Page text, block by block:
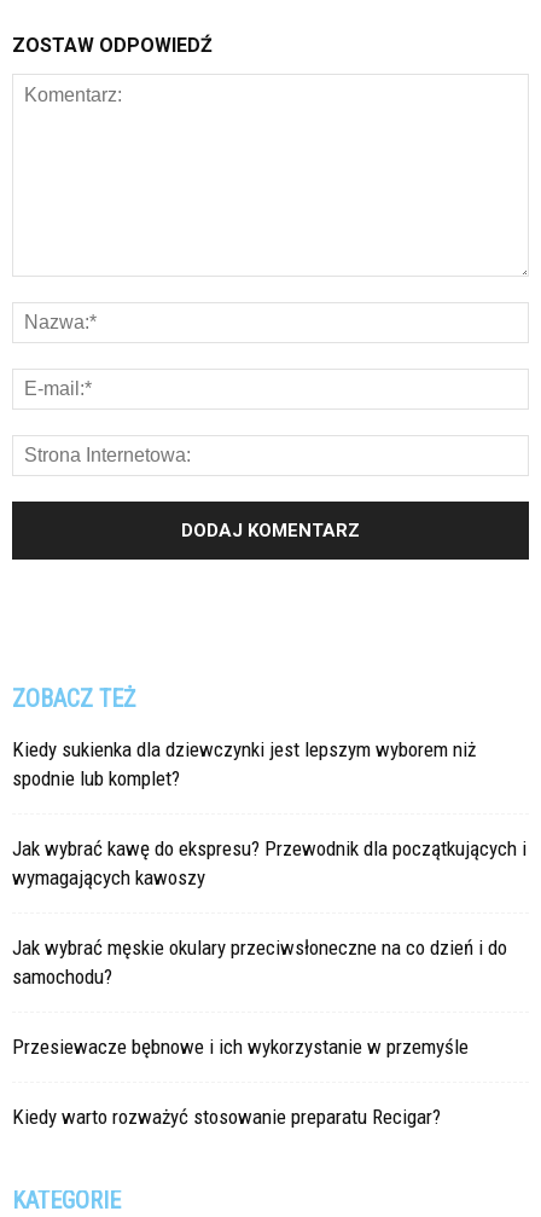
ZOSTAW ODPOWIEDŹ
ZOBACZ TEŻ
Kiedy sukienka dla dziewczynki jest lepszym wyborem niż
spodnie lub komplet?
Jak wybrać kawę do ekspresu? Przewodnik dla początkujących i
wymagających kawoszy
Jak wybrać męskie okulary przeciwsłoneczne na co dzień i do
samochodu?
Przesiewacze bębnowe i ich wykorzystanie w przemyśle
Kiedy warto rozważyć stosowanie preparatu Recigar?
KATEGORIE